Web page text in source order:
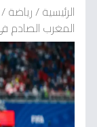
الرئيسية/رياضة/
المغرب الصادم في دور الـ32